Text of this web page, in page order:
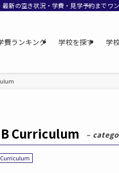
新の空き状況・学費・見学予約までワン
費ランキング 学校を探す 学
Curriculum –
Curriculum